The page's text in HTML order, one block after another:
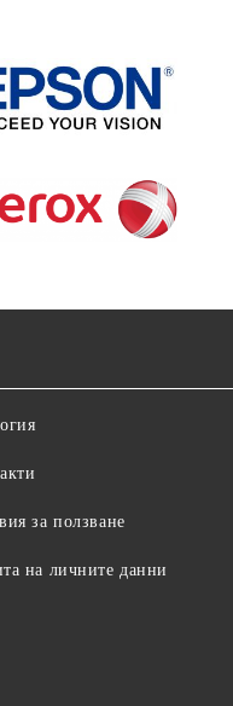
за ползване
на личните данни